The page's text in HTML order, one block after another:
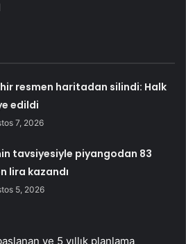
resmen haritadan silindi: Halk
edildi
7, 2026
tavsiyesiyle piyangodan 83
lira kazandı
5, 2026
ve 5 yıllık planlama